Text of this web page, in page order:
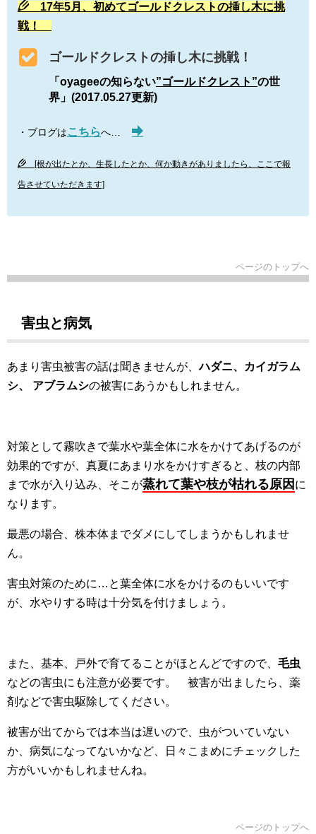
17年5月、初めてゴールドクレストの挿し木に挑
戦！
ゴールドクレストの挿し木に挑戦！
「oyageeの知らない”ゴールドクレスト”の世
界」(2017.05.27更新)
・ブログはこちらへ…
[根が出たとか、生長したとか、何か動きがありましたら、ここで報
告させていただきます]
ページのトップへ
害虫と病気
あまり害虫被害の話は聞きませんが、ハダニ、カイガラム
シ、 アブラムシの被害にあうかもしれません。
対策として霧吹きで葉水や葉全体に水をかけてあげるのが
効果的ですが、真夏にあまり水をかけすぎると、枝の内部
まで水が入り込み、そこが蒸れて葉や枝が枯れる原因 に
なります。
最悪の場合、株本体までダメにしてしまうかもしれませ
ん。
害虫対策のために…と葉全体に水をかけるのもいいです
が、水やりする時は十分気を付けましょう。
また、基本、戸外で育てることがほとんどですので、 毛虫
などの害虫にも注意が必要です。 被害が出ましたら、薬
剤などで害虫駆除してください。
被害が出てからでは本当は遅いので、虫がついていない
か、病気になってないかなど、日々こまめにチェックした
方がいいかもしれませんね。
ページのトップへ